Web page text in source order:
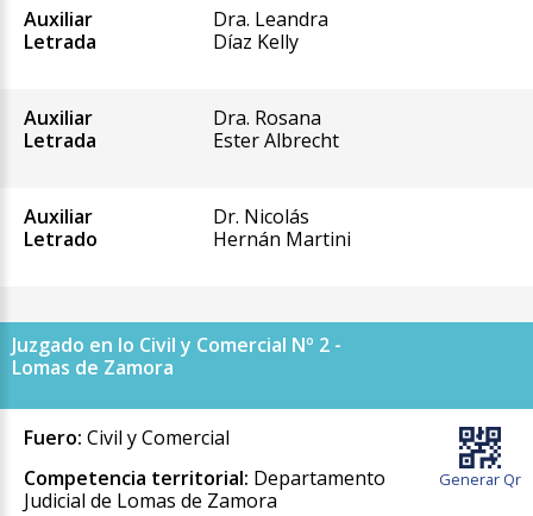
Auxiliar
Letrada
Dra. Leandra
Díaz Kelly
Auxiliar
Letrada
Dra. Rosana
Ester Albrecht
Auxiliar
Letrado
Dr. Nicolás
Hernán Martini
Juzgado en lo Civil y Comercial Nº 2 -
Lomas de Zamora
Generar Qr
Fuero: Civil y Comercial
Competencia territorial: Departamento
Judicial de Lomas de Zamora